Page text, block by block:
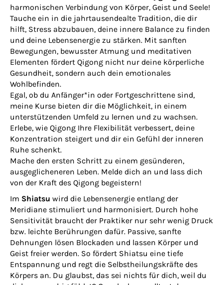
harmonischen Verbindung von Körper, Geist und Seele!
Tauche ein in die jahrtausendealte Tradition, die dir
hilft, Stress abzubauen, deine innere Balance zu finden
und deine Lebensenergie zu stärken. Mit sanften
Bewegungen, bewusster Atmung und meditativen
Elementen fördert Qigong nicht nur deine körperliche
Gesundheit, sondern auch dein emotionales
Wohlbefinden.
Egal, ob du Anfänger*in oder Fortgeschrittene sind,
meine Kurse bieten dir die Möglichkeit, in einem
unterstützenden Umfeld zu lernen und zu wachsen.
Erlebe, wie Qigong Ihre Flexibilität verbessert, deine
Konzentration steigert und dir ein Gefühl der inneren
Ruhe schenkt.
Mache den ersten Schritt zu einem gesünderen,
ausgeglicheneren Leben. Melde dich an und lass dich
von der Kraft des Qigong begeistern!
Im Shiatsu wird die Lebensenergie entlang der
Meridiane stimuliert und harmonisiert. Durch hohe
Sensitivität braucht der Praktiker nur sehr wenig Druck
bzw. leichte Berührungen dafür. Passive, sanfte
Dehnungen lösen Blockaden und lassen Körper und
Geist freier werden. So fördert Shiatsu eine tiefe
Entspannung und regt die Selbstheilungskräfte des
Körpers an. Du glaubst, das sei nichts für dich, weil du